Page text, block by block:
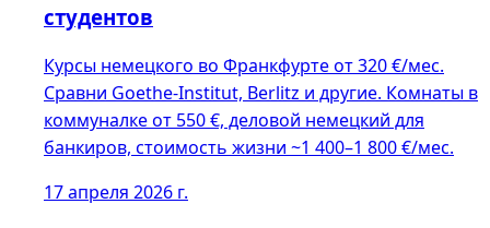
студентов
Курсы немецкого во Франкфурте от 320 €/мес.
Сравни Goethe-Institut, Berlitz и другие. Комнаты в
коммуналке от 550 €, деловой немецкий для
банкиров, стоимость жизни ~1 400–1 800 €/мес.
17 апреля 2026 г.